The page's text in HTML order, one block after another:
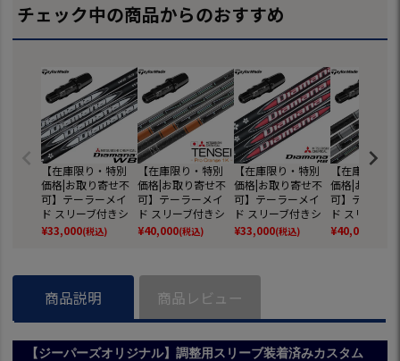
チェック中の商品からのおすすめ
【在庫限り・特別
価格|お取り寄せ不
可】テーラーメイ
ド スリーブ付きシ
ャフト 2024 三菱ケ
ミカル Diamana W
¥33,000(税込)
【在庫限り・特別
価格|お取り寄せ不
可】テーラーメイ
ド スリーブ付きシ
ャフト 三菱ケミカ
ル Tensei Pro Oran
6～M1／RBZ)
¥40,000(税込)
【在庫限り・特別
価格|お取り寄せ不
可】テーラーメイ
ド スリーブ付きシ
ャフト 2025 三菱ケ
ミカル Diamana R
TEALTH／SIM)
¥33,000(税込)
【在庫限り・
価格|お取り寄
可】テーラー
ド スリーブ付
ャフト 三菱ケ
ル Tensei Pro
¥40,000
商品説明 商品レビュー
【ジーパーズオリジナル】調整用スリーブ装着済みカスタム